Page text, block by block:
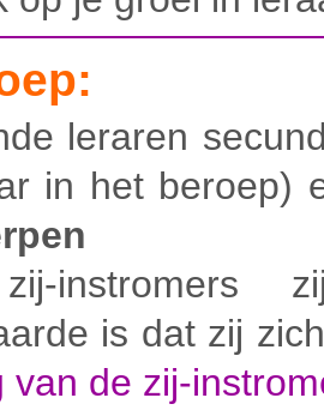
leraren
in het beroep)
instromers
is dat zij
van de zij-